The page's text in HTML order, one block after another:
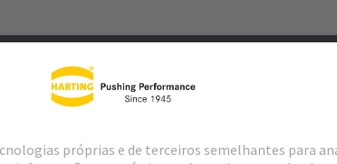
Produtos correspondentes